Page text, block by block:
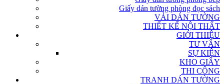
Giấy dán tường phòng đọc sách
VẢI DÁN TƯỜNG
THIẾT KẾ NỘI THẤT
GIỚI THIỆU
TƯ VẤN
SỰ KIỆN
KHO GIẤY
THI CÔNG
TRANH DÁN TƯỜNG